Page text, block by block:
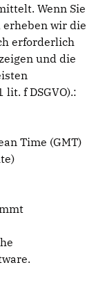
Wenn Sie
erheben wir die
erforderlich
und die
lit. f DSGVO).:
Time (GMT)